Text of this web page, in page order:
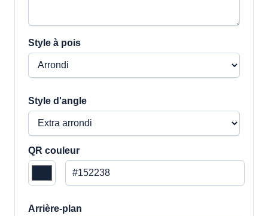
Style à pois
Style d'angle
QR couleur
Arrière-plan